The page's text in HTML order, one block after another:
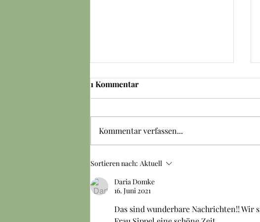
Tschüss S-Wurf
1 Kommentar
Kommentar verfassen...
Sortieren nach: Aktuell
Daria Domke
16. Juni 2021
Das sind wunderbare Nachrichten!! Wir